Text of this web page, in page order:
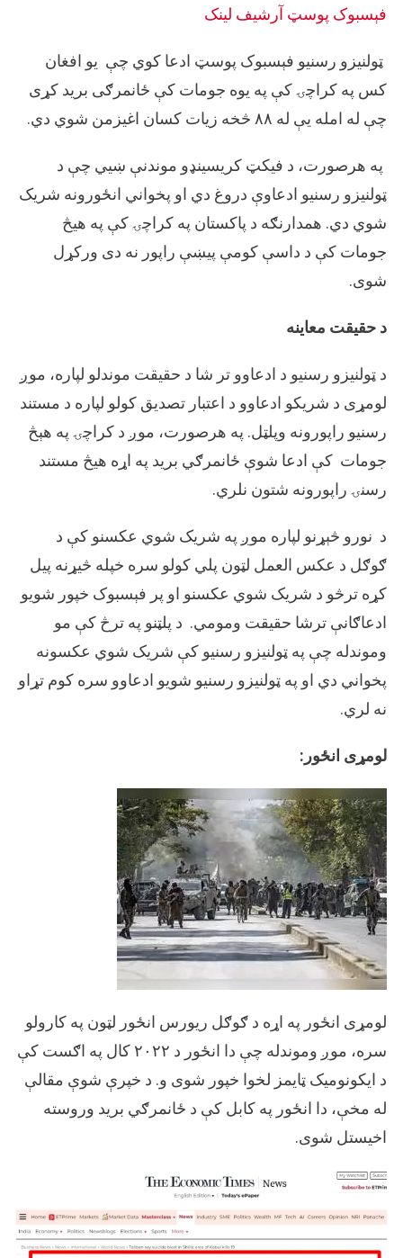
فېسبوک پوسټ آرشيف لینک
ټولنیزو رسنیو فېسبوک پوسټ ادعا کوي چې یو افغان
کس په کراچۍ کې په یوه جومات کې ځانمرګی برید کړی
چې له امله یې له ۸۸ څخه زیات کسان اغیزمن شوي دي.
په هرصورت، د فیکټ کریسینډو موندنې ښیي چې د
ټولنیزو رسنیو ادعاوې دروغ دي او پخواني انځورونه شریک
شوي دي. همدارنګه د پاکستان په کراچۍ کې په هیڅ
جومات کې د داسې کومې پیښې راپور نه دی ورکړل
شوی.
د حقیقت معاینه
د ټولنیزو رسنیو د ادعاوو تر شا د حقیقت موندلو لپاره، موږ
لومړی د شریکو ادعاوو د اعتبار تصدیق کولو لپاره د مستند
رسنیو راپورونه وپلټل. په هرصورت، موږ د کراچۍ په هېڅ
جومات کې ادعا شوې ځانمرګي برید په اړه هیڅ مستند
رسنۍ راپورونه شتون نلري.
د نورو څېړنو لپاره موږ په شریک شوي عکسنو کې د
ګوګل د عکس العمل لټون پلي کولو سره خپله څیړنه پیل
کړه ترڅو د شریک شوي عکسنو او پر فېسبوک خپور شويو
ادعاګانې ترشا حقیقت ومومي. د پلټنو په ترڅ کې مو
وموندله چې په ټولنیزو رسنیو کې شریک شوي عکسونه
پخواني دي او په ټولنیزو رسنیو شويو ادعاوو سره کوم تړاو
نه لري.
لومړی انځور:
لومړی انځور په اړه د ګوګل ریورس انځور لټون په کارولو
سره، موږ وموندله چې دا انځور د ۲۰۲۲ کال په اګست کې
د ایکونومیک ټایمز لخوا خپور شوی و. د خپرې شوې مقالې
له مخې، دا انځور په کابل کې د ځانمرګي برید وروسته
اخیستل شوی.